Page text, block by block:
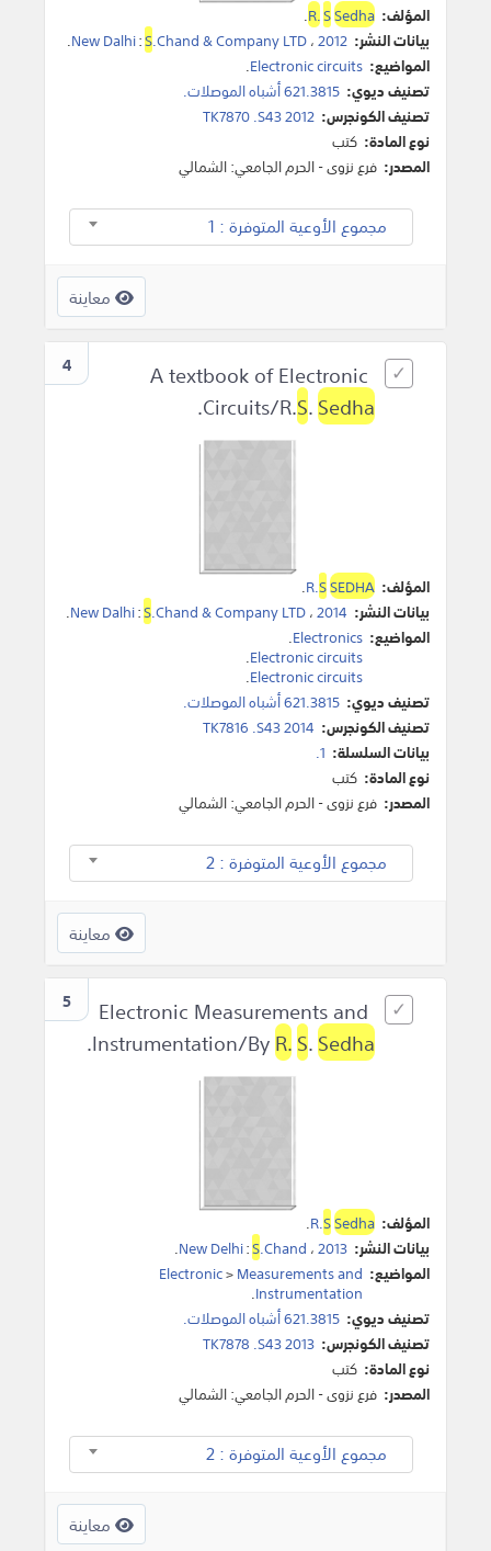
المؤلف: R.SSedha
.
بيانات النشر:
New Dalhi:S.Chand & Company LTD،2012
.
المواضيع: Electronic circuits
.
تصنيف ديوي: 621.3815 أشباه الموصلات.
تصنيف الكونجرس: TK7870 .S43 2012
نوع المادة: كتب
المصدر: فرع نزوى - الحرم الجامعي: الشمالي
مجموع الأوعية المتوفرة : 1
معاينة
4
A textbook of Electronic
Circuits/R.S.Sedha
.
المؤلف: R.SSEDHA
.
بيانات النشر:
New Dalhi:S.Chand & Company LTD،2014
.
المواضيع: Electronics
.
Electronic circuits
.
Electronic circuits
.
تصنيف ديوي: 621.3815 أشباه الموصلات.
تصنيف الكونجرس: TK7816 .S43 2014
بيانات السلسلة: 1.
نوع المادة: كتب
المصدر: فرع نزوى - الحرم الجامعي: الشمالي
مجموع الأوعية المتوفرة : 2
معاينة
5
Electronic Measurements and
Instrumentation/ByR.S.Sedha
.
المؤلف: R.SSedha
.
بيانات النشر:
New Delhi:S.Chand ،2013
.
المواضيع:
Electronic>Measurements and
Instrumentation
.
تصنيف ديوي: 621.3815 أشباه الموصلات.
تصنيف الكونجرس: TK7878 .S43 2013
نوع المادة: كتب
المصدر: فرع نزوى - الحرم الجامعي: الشمالي
مجموع الأوعية المتوفرة : 2
معاينة